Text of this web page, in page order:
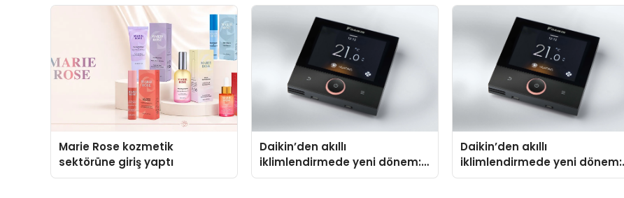
TSSA Düzenleyici Onaylarını
Marie Rose kozmetik
sektörüne giriş yaptı
Daikin’den akıllı
iklimlendirmede yeni dönem:
Madoka Plus Türkiye’de
Daikin’den akıllı
iklimlendirmede yeni dönem:
Madoka Plus Türkiye’de